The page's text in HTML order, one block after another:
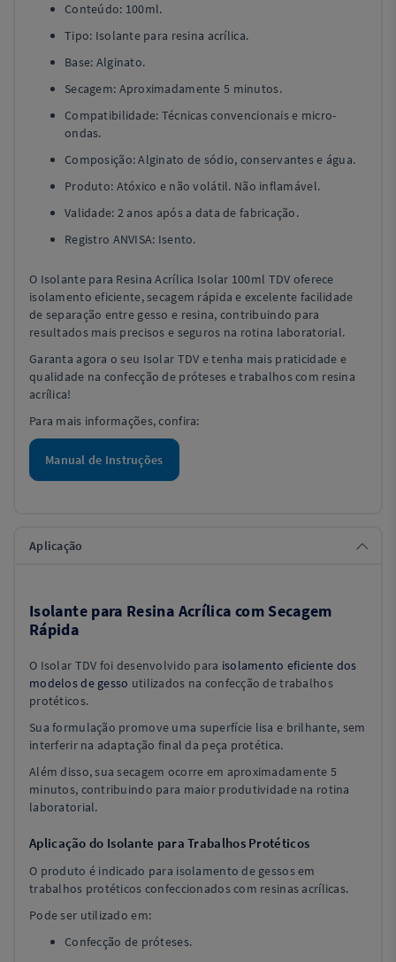
Conteúdo: 100ml.
Tipo: Isolante para resina acrílica.
Base: Alginato.
Secagem: Aproximadamente 5 minutos.
Compatibilidade: Técnicas convencionais e micro-
ondas.
Composição: Alginato de sódio, conservantes e água.
Produto: Atóxico e não volátil. Não inflamável.
Validade: 2 anos após a data de fabricação.
Registro ANVISA: Isento.
O Isolante para Resina Acrílica Isolar 100ml TDV oferece
isolamento eficiente, secagem rápida e excelente facilidade
de separação entre gesso e resina, contribuindo para
resultados mais precisos e seguros na rotina laboratorial.
Garanta agora o seu Isolar TDV e tenha mais praticidade e
qualidade na confecção de próteses e trabalhos com resina
acrílica!
Para mais informações, confira:
Manual de Instruções
Aplicação
Isolante para Resina Acrílica com Secagem
Rápida
O Isolar TDV foi desenvolvido para isolamento eficiente dos
modelos de gesso utilizados na confecção de trabalhos
protéticos.
Sua formulação promove uma superfície lisa e brilhante, sem
interferir na adaptação final da peça protética.
Além disso, sua secagem ocorre em aproximadamente 5
minutos, contribuindo para maior produtividade na rotina
laboratorial.
Aplicação do Isolante para Trabalhos Protéticos
O produto é indicado para isolamento de gessos em
trabalhos protéticos confeccionados com resinas acrílicas.
Pode ser utilizado em:
Confecção de próteses.